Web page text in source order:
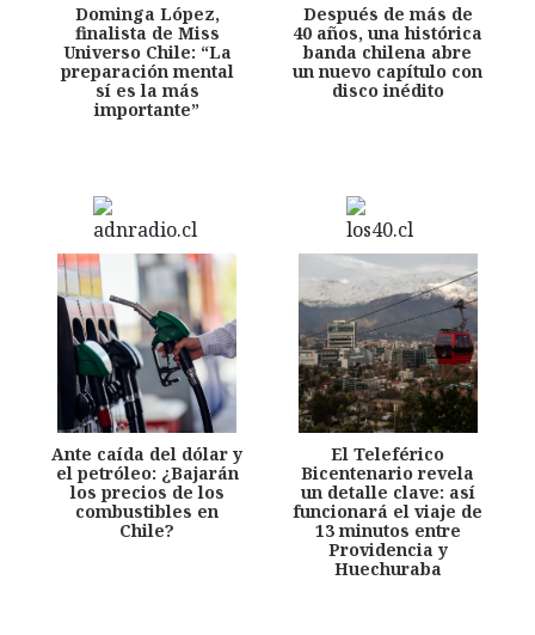
Dominga López,
finalista de Miss
Universo Chile: “La
preparación mental
sí es la más
importante”
Después de más de
40 años, una histórica
banda chilena abre
un nuevo capítulo con
disco inédito
Ante caída del dólar y
el petróleo: ¿Bajarán
los precios de los
combustibles en
Chile?
El Teleférico
Bicentenario revela
un detalle clave: así
funcionará el viaje de
13 minutos entre
Providencia y
Huechuraba